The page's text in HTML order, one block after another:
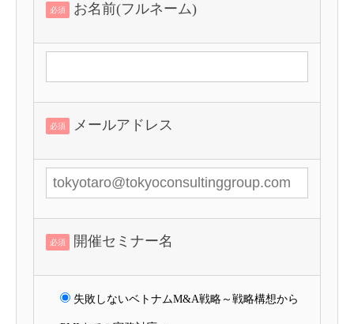
必須 お名前(フルネーム)
必須 メールアドレス
必須 開催セミナー名
失敗しないベトナムM&A戦略～戦略構想から